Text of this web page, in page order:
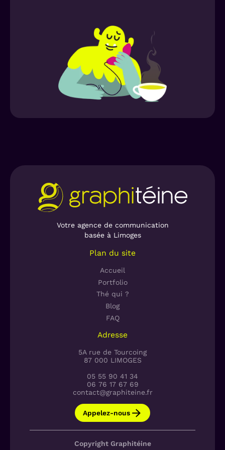
Votre agence de communication
basée à Limoges
Plan du site
Accueil
Portfolio
Thé qui ?
Blog
FAQ
Adresse
5A rue de Tourcoing
87 000 LIMOGES
05 55 90 41 34
06 76 17 67 69
contact@graphiteine.fr
Appelez-nous
Copyright Graphitéine